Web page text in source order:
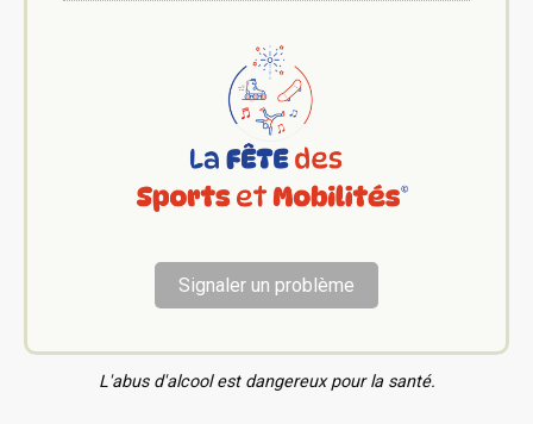
Signaler un problème
L'abus d'alcool est dangereux pour la santé.